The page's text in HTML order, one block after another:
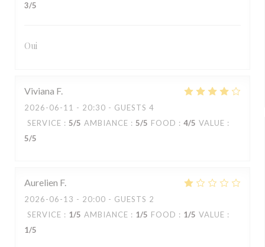
3/5
Oui
Viviana F
2026-06-11 - 20:30 - GUESTS 4
SERVICE : 5/5 AMBIANCE : 5/5 FOOD : 4/5 VALUE :
5/5
Aurelien F
2026-06-13 - 20:00 - GUESTS 2
SERVICE : 1/5 AMBIANCE : 1/5 FOOD : 1/5 VALUE :
1/5